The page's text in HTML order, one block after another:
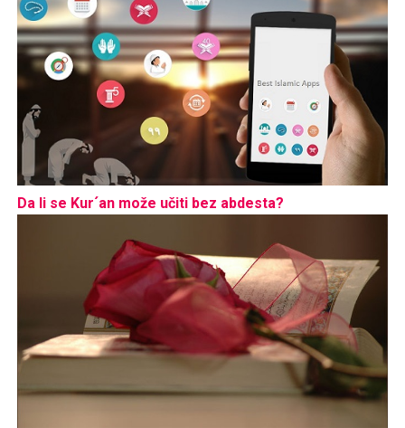
Da li se Kur´an može učiti bez abdesta?